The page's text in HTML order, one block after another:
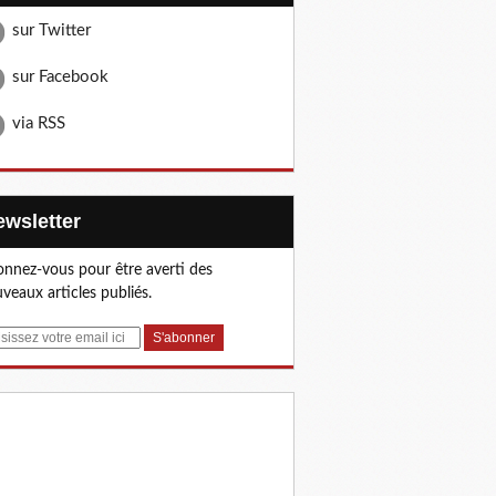
sur Twitter
sur Facebook
via RSS
vous pour être averti des
articles publiés.